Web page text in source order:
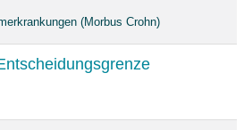
(Morbus Crohn)